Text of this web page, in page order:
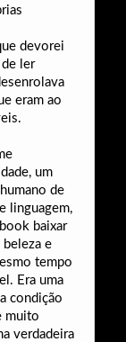
devorei
de ler
eram ao
um
de
linguagem,
baixar
e
tempo
Era uma
condição
muito
verdadeira